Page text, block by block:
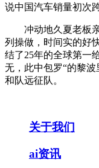
说中国汽车销量初次
冲动地久夏老板亲
列操做，时间实的好
结了25年的全球第一
无，此中包罗“的黎
和队远征队。
关于我们
ai资讯